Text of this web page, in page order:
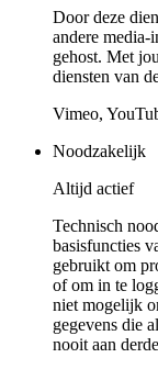
Door deze
andere
gehost. Met
diensten van
Vimeo,
Noodzakelijk
Altijd actief
Technisch
basisfuncties
gebruikt om
of om in te
niet mogelijk
gegevens die
nooit aan